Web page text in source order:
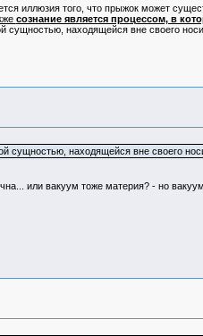
иллюзия того, что прыжок может
сознание является процессом, в
сущностью, находящейся вне своего
сущностью, находящейся вне своего
или вакуум тоже материя? - но